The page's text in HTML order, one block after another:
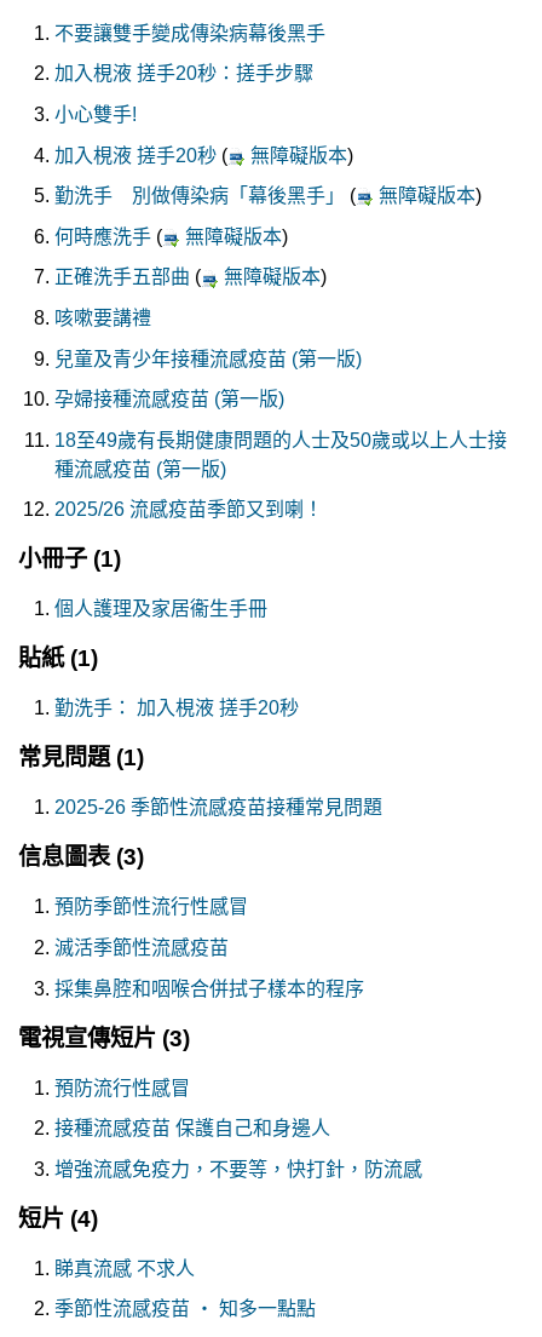
不要讓雙手變成傳染病幕後黑手
加入梘液 搓手20秒：搓手步驟
小心雙手!
加入梘液 搓手20秒 ( 無障礙版本)
勤洗手 別做傳染病「幕後黑手」 ( 無障礙版本)
何時應洗手 ( 無障礙版本)
正確洗手五部曲 ( 無障礙版本)
咳嗽要講禮
兒童及青少年接種流感疫苗 (第一版)
孕婦接種流感疫苗 (第一版)
18至49歲有長期健康問題的人士及50歲或以上人士接
種流感疫苗 (第一版)
2025/26 流感疫苗季節又到喇！
小冊子 (1)
個人護理及家居衞生手冊
貼紙 (1)
勤洗手： 加入梘液 搓手20秒
常見問題 (1)
2025-26 季節性流感疫苗接種常見問題
信息圖表 (3)
預防季節性流行性感冒
滅活季節性流感疫苗
採集鼻腔和咽喉合併拭子樣本的程序
電視宣傳短片 (3)
預防流行性感冒
接種流感疫苗 保護自己和身邊人
增強流感免疫力，不要等，快打針，防流感
短片 (4)
睇真流感 不求人
季節性流感疫苗 ‧ 知多一點點